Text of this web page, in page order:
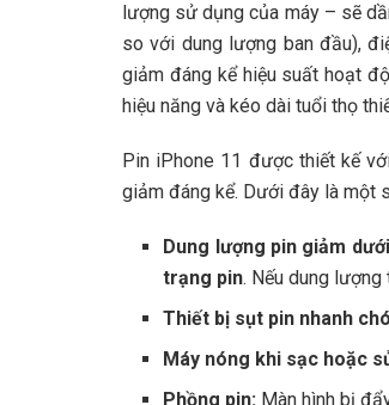
lượng sử dụng của máy – sẽ
so với dung lượng ban đầu),
giảm đáng kể hiệu suất hoạt
hiệu năng và kéo dài tuổi thọ
Pin iPhone 11 được thiết kế
giảm đáng kể. Dưới đây là một
Dung lượng pin giảm
trạng pin. Nếu dung
Thiết bị sụt pin nhanh
Máy nóng khi sạc hoặc
Phồng pin: Màn hình bị